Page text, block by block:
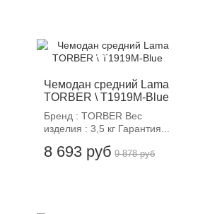
Чемодан средний Lama
TORBER \ T1919M-Blue
Бренд : TORBER Вес
изделия : 3,5 кг Гарантия...
8 693 руб
-12%
9 878 руб